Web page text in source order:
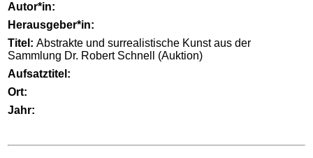
Autor*in:
Herausgeber*in:
Titel: Abstrakte und surrealistische Kunst aus der
Sammlung Dr. Robert Schnell (Auktion)
Aufsatztitel:
Ort:
Jahr: